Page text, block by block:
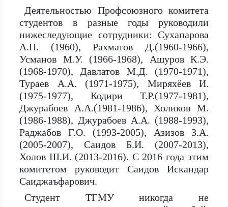
Деятельностью Профсоюзного комитета
студентов в разные годы руководили
нижеследующие сотрудники: Сухапарова
А.П. (1960), Рахматов Д.(1960-1966),
Усманов М.У. (1966-1968), Ашуров К.Э.
(1968-1970), Давлатов М.Д. (1970-1971),
Тураев А.А. (1971-1975), Миряхёев И.
(1975-1977), Кодири Т.Р.(1977-1981),
Джурабоев А.А.(1981-1986), Холиков М.
(1986-1988), Джурабоев А.А. (1988-1993),
Раджабов Г.О. (1993-2005), Азизов З.А.
(2005-2007), Саидов Б.И. (2007-2013),
Холов Ш.И. (2013-2016). С 2016 года этим
комитетом руководит Саидов Искандар
Саиджаъфарович.
Студент ТГМУ никогда не